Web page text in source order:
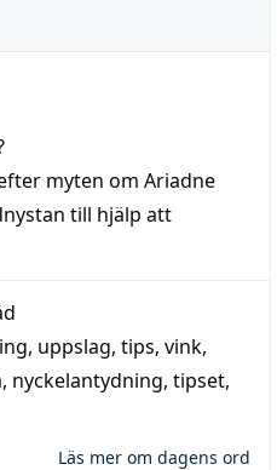
myten om Ariadne
till hjälp att
, uppslag, tips, vink,
, nyckelantydning, tipset,
Läs mer om dagens ord